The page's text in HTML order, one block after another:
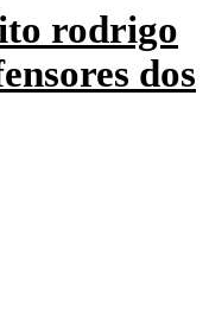
rodrigo
dos